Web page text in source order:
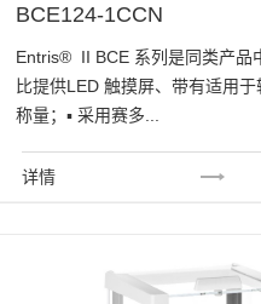
BCE124-1CCN
Entris® II BCE 系列是同类产品
比提供LED 触摸屏、带有适用
称量；▪ 采用赛多...
详情